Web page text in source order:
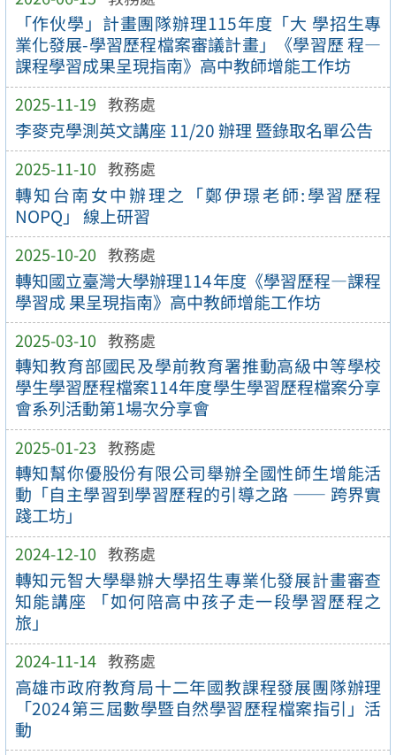
「作伙學」計畫團隊辦理115年度「大 學招生專
業化發展-學習歷程檔案審議計畫」《學習歷 程—
課程學習成果呈現指南》高中教師增能工作坊
2025-11-19 教務處
李麥克學測英文講座 11/20 辦理 暨錄取名單公告
2025-11-10 教務處
轉知台南女中辦理之「鄭伊璟老師:學習歷程
NOPQ」 線上研習
2025-10-20 教務處
轉知國立臺灣大學辦理114年度《學習歷程—課程
學習成 果呈現指南》高中教師增能工作坊
2025-03-10 教務處
轉知教育部國民及學前教育署推動高級中等學校
學生學習歷程檔案114年度學生學習歷程檔案分享
會系列活動第1場次分享會
2025-01-23 教務處
轉知幫你優股份有限公司舉辦全國性師生增能活
動「自主學習到學習歷程的引導之路 —— 跨界實
踐工坊」
2024-12-10 教務處
轉知元智大學舉辦大學招生專業化發展計畫審查
知能講座 「如何陪高中孩子走一段學習歷程之
旅」
2024-11-14 教務處
高雄市政府教育局十二年國教課程發展團隊辦理
「2024第三屆數學暨自然學習歷程檔案指引」活
動